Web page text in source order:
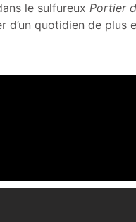
le sulfureux Portier
d’un quotidien de plus